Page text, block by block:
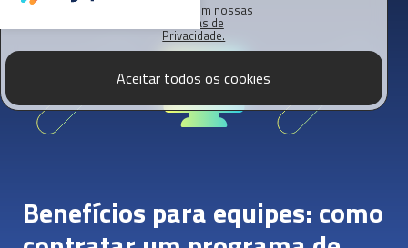
Saiba mais em nossas
Políticas de
Privacidade.
Aceitar todos os cookies
Benefícios para equipes: como